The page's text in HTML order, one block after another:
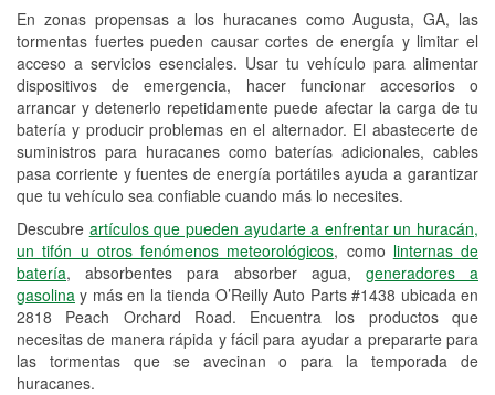
En zonas propensas a los huracanes como Augusta, GA, las
tormentas fuertes pueden causar cortes de energía y limitar el
acceso a servicios esenciales. Usar tu vehículo para alimentar
dispositivos de emergencia, hacer funcionar accesorios o
arrancar y detenerlo repetidamente puede afectar la carga de tu
batería y producir problemas en el alternador. El abastecerte de
suministros para huracanes como baterías adicionales, cables
pasa corriente y fuentes de energía portátiles ayuda a garantizar
que tu vehículo sea confiable cuando más lo necesites.
Descubre artículos que pueden ayudarte a enfrentar un huracán,
un tifón u otros fenómenos meteorológicos, como linternas de
batería, absorbentes para absorber agua, generadores a
gasolina y más en la tienda O’Reilly Auto Parts #1438 ubicada en
2818 Peach Orchard Road. Encuentra los productos que
necesitas de manera rápida y fácil para ayudar a prepararte para
las tormentas que se avecinan o para la temporada de
huracanes.
freno
Hurricane Supplies
Conoce más